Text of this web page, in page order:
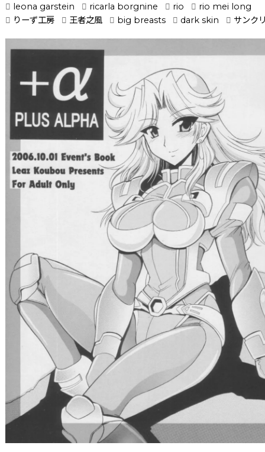
leona garstein
ricarla borgnine rio
rio mei long
りーず工房
王者之風 big breasts dark skin サンク